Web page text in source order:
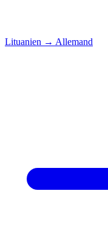
Lituanien → Allemand